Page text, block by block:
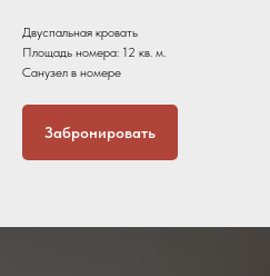
Двуспальная кровать
Площадь номера: 12 кв. м.
Санузел в номере
Забронировать